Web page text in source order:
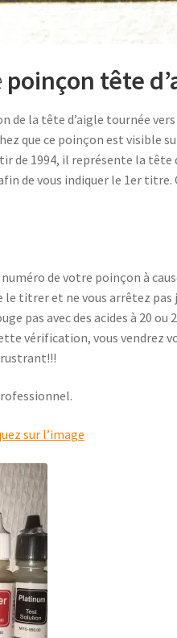
poinçon tête
de la tête d’aigle tournée
que ce poinçon est visible
de 1994, il représente la tête
de vous indiquer le 1er
de votre poinçon à
le titrer et ne vous arrêtez pas
pas avec des acides à 20
vérification, vous vendrez
sur l’image